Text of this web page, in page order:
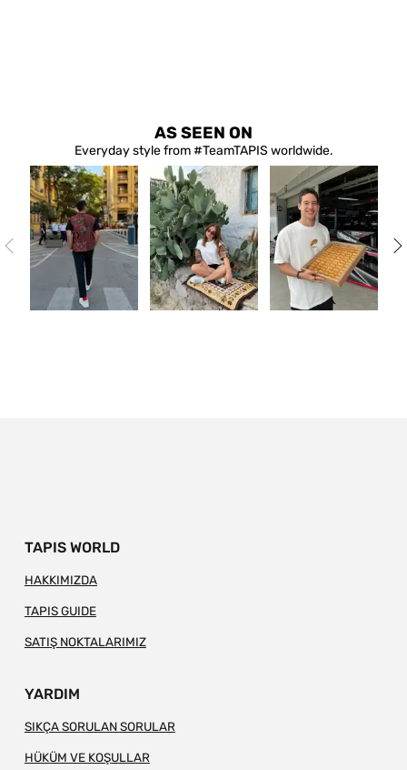
AS SEEN ON
Everyday style from #TeamTAPIS worldwide.
TAPIS WORLD
HAKKIMIZDA
TAPIS GUIDE
SATIŞ NOKTALARIMIZ
YARDIM
SIKÇA SORULAN SORULAR
HÜKÜM VE KOŞULLAR